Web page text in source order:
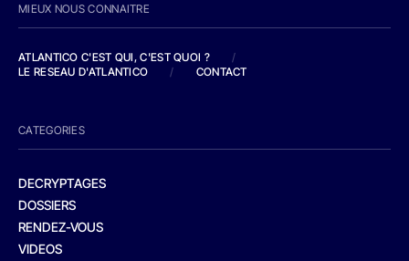
MIEUX NOUS CONNAITRE
ATLANTICO C'EST QUI, C'EST QUOI ?
/
LE RESEAU D'ATLANTICO
/ CONTACT
CATEGORIES
DECRYPTAGES
DOSSIERS
RENDEZ-VOUS
VIDEOS